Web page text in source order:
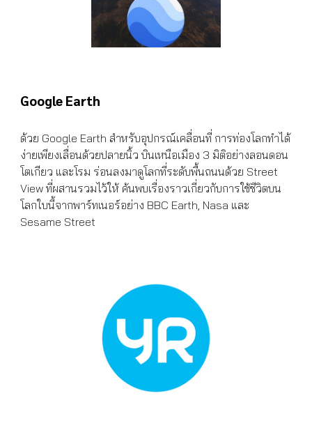
Google Earth
ด้วย Google Earth สำหรับอุปกรณ์เคลื่อนที่ การท่องโลกทำได้
ง่ายเพียงเลื่อนด้วยปลายนิ้ว บินเหนือเมือง 3 มิติอย่างลอนดอน
โตเกียว และโรม ร่อนลงมาดูโลกที่ระดับพื้นถนนด้วย Street
View ที่ผสานรวมไว้ให้ ค้นพบเรื่องราวเกี่ยวกับการใช้ชีวิตบน
โลกใบนี้จากพาร์ทเนอร์อย่าง BBC Earth, Nasa และ
Sesame Street